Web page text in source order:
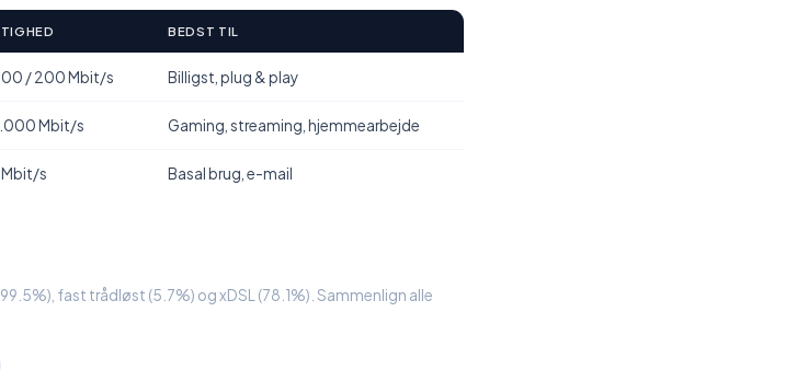
BEDST TIL
/ 200 Mbit/s Billigst, plug & play
Mbit/s Gaming, streaming, hjemmearbejde
s Basal brug, e-mail
fast trådløst (5.7%) og xDSL (78.1%). Sammenlign alle